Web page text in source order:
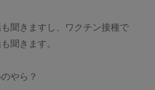
聞きますし、ワクチン接種で
聞きます。
やら？